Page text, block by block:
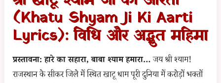
(Khatu Shyam Ji Ki Aarti
Lyrics): विधि और अद्भुत महिमा
प्रस्तावना: हारे का सहारा, बाबा श्याम हमारा…जय श्री श्याम!
राजस्थान के सीकर जिले में स्थित खाटू धाम पूरी दुनिया में करोड़ों भक्तों